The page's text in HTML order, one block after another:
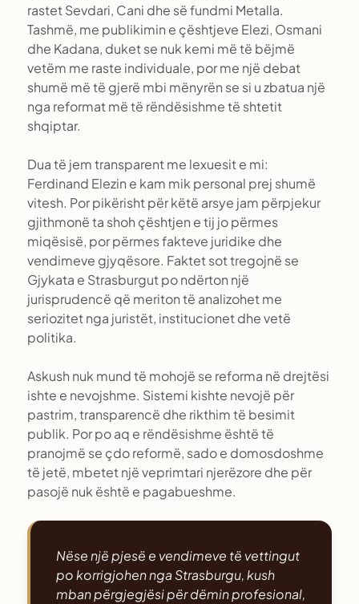
rastet Sevdari, Cani dhe së fundmi Metalla.
Tashmë, me publikimin e çështjeve Elezi, Osmani
dhe Kadana, duket se nuk kemi më të bëjmë
vetëm me raste individuale, por me një debat
shumë më të gjerë mbi mënyrën se si u zbatua një
nga reformat më të rëndësishme të shtetit
shqiptar.
Dua të jem transparent me lexuesit e mi:
Ferdinand Elezin e kam mik personal prej shumë
vitesh. Por pikërisht për këtë arsye jam përpjekur
gjithmonë ta shoh çështjen e tij jo përmes
miqësisë, por përmes fakteve juridike dhe
vendimeve gjyqësore. Faktet sot tregojnë se
Gjykata e Strasburgut po ndërton një
jurisprudencë që meriton të analizohet me
seriozitet nga juristët, institucionet dhe vetë
politika.
Askush nuk mund të mohojë se reforma në drejtësi
ishte e nevojshme. Sistemi kishte nevojë për
pastrim, transparencë dhe rikthim të besimit
publik. Por po aq e rëndësishme është të
pranojmë se çdo reformë, sado e domosdoshme
të jetë, mbetet një veprimtari njerëzore dhe për
pasojë nuk është e pagabueshme.
Nëse një pjesë e vendimeve të vettingut
po korrigjohen nga Strasburgu, kush
mban përgjegjësi për dëmin profesional,